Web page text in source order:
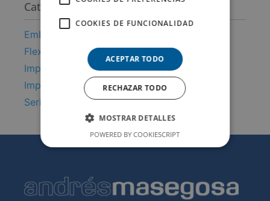
Categorías
Embalaje alimentario
Flexografia
Impresión digital
Impresión y decoración
Serigrafía
COOKIES DE FUNCIONALIDAD
ACEPTAR TODO
RECHAZAR TODO
MOSTRAR DETALLES
POWERED BY COOKIESCRIPT